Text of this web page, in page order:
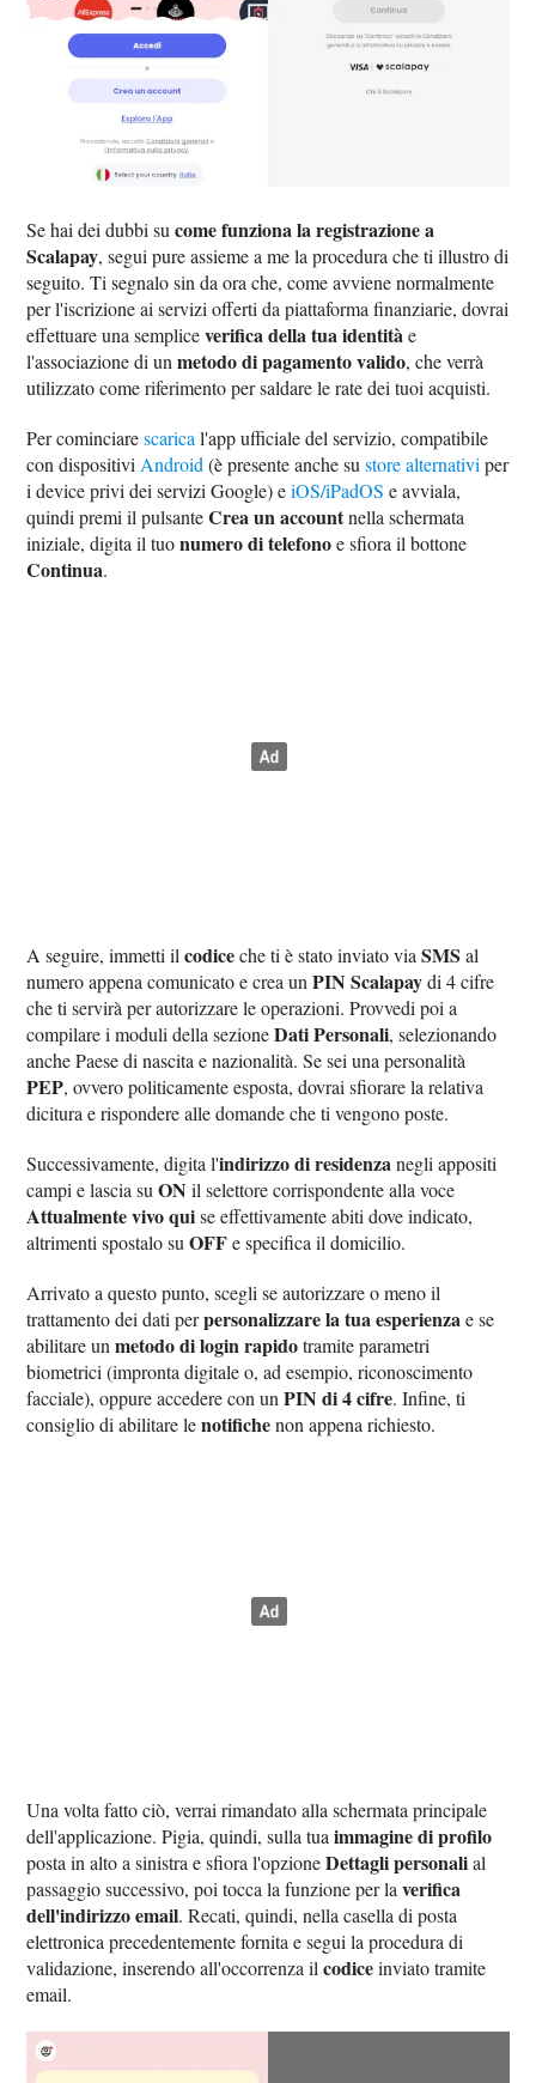
Se hai dei dubbi sucome funziona la registrazione a
Scalapay, segui pure assieme a me la procedura che ti illustro di
seguito. Ti segnalo sin da ora che, come avviene normalmente
per l'iscrizione ai servizi offerti da piattaforma finanziarie, dovrai
effettuare una sempliceverifica della tua identitàe
l'associazione di unmetodo di pagamento valido, che verrà
utilizzato come riferimento per saldare le rate dei tuoi acquisti.
Per cominciarescarica l'app ufficiale del servizio, compatibile
con dispositivi Android (è presente anche sustore alternativi per
i device privi dei servizi Google) eiOS/iPadOS e avviala,
quindi premi il pulsanteCrea un accountnella schermata
iniziale, digita il tuonumero di telefonoe sfiora il bottone
Continua.
A seguire, immetti ilcodiceche ti è stato inviato viaSMS al
numero appena comunicato e crea unPIN Scalapaydi 4 cifre
che ti servirà per autorizzare le operazioni. Provvedi poi a
compilare i moduli della sezioneDati Personali, selezionando
anche Paese di nascita e nazionalità. Se sei una personalità
PEP, ovvero politicamente esposta, dovrai sfiorare la relativa
dicitura e rispondere alle domande che ti vengono poste.
Successivamente, digita l'indirizzo di residenzanegli appositi
campi e lascia suON il selettore corrispondente alla voce
Attualmente vivo quise effettivamente abiti dove indicato,
altrimenti spostalo suOFFe specifica il domicilio.
Arrivato a questo punto, scegli se autorizzare o meno il
trattamento dei dati perpersonalizzare la tua esperienzae se
abilitare unmetodo di login rapidotramite parametri
biometrici (impronta digitale o, ad esempio, riconoscimento
facciale), oppure accedere con unPIN di 4 cifre. Infine, ti
consiglio di abilitare lenotifichenon appena richiesto.
Una volta fatto ciò, verrai rimandato alla schermata principale
dell'applicazione. Pigia, quindi, sulla tuaimmagine di profilo
posta in alto a sinistra e sfiora l'opzioneDettagli personalial
passaggio successivo, poi tocca la funzione per laverifica
dell'indirizzo email. Recati, quindi, nella casella di posta
elettronica precedentemente fornita e segui la procedura di
validazione, inserendo all'occorrenza ilcodiceinviato tramite
email.